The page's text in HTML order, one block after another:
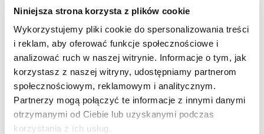
Niniejsza strona korzysta z plików cookie
Wykorzystujemy pliki cookie do spersonalizowania treści
i reklam, aby oferować funkcje społecznościowe i
analizować ruch w naszej witrynie. Informacje o tym, jak
korzystasz z naszej witryny, udostępniamy partnerom
społecznościowym, reklamowym i analitycznym.
Partnerzy mogą połączyć te informacje z innymi danymi
otrzymanymi od Ciebie lub uzyskanymi podczas
korzystania z ich usług.
Przerzutka tył Shimano GRX RD RX820D
Mount
Kaseta Shimano CS-HG710 - 12S - 11​/​36T
Hamulce hydrauliczne Shimano GRX BR-RX400
Flatmount
Maksymalne obciążenie roweru (użytkownik
ładunek) wynosi 110 kg​,​ niezależnie od rozmiaru
roweru.